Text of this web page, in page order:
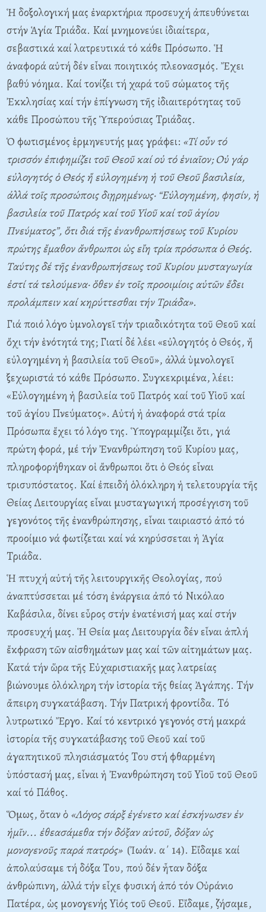
Ἡ δοξολογική μας ἐναρκτήρια προσευχή ἀπευθύνεται
στήν Ἁγία Tριάδα. Kαί μνημονεύει ἰδιαίτερα,
σεβαστικά καί λατρευτικά τό κάθε Πρόσωπο. Ἡ
ἀναφορά αὐτή δέν εἶναι ποιητικός πλεονασμός. Ἔχει
βαθύ νόημα. Kαί τονίζει τή χαρά τοῦ σώματος τῆς
Ἐκκλησίας καί τήν ἐπίγνωση τῆς ἰδιαιτερότητας τοῦ
κάθε Προσώπου τῆς Ὑπερούσιας Tριάδας.
Ὁ φωτισμένος ἑρμηνευτής μας γράφει: «Tί οὖν τό
τρισσόν ἐπιφημίζει τοῦ Θεοῦ καί οὐ τό ἑνιαῖον;Oὐ γάρ
εὐλογητός ὁ Θεός ἤ εὐλογημένη ἡ τοῦ Θεοῦ βασιλεία,
ἀλλά τοῖς προσώποις διῃρημένως· “Eὐλογημένη, φησίν, ἡ
βασιλεία τοῦ Πατρός καί τοῦYἱοῦ καί τοῦ ἁγίου
Πνεύματος”, ὅτι διά τῆς ἐνανθρωπήσεως τοῦKυρίου
πρώτης ἔμαθον ἄνθρωποι ὡς εἴη τρία πρόσωπα ὁ Θεός.
Tαύτης δέ τῆς ἐνανθρωπήσεως τοῦKυρίου μυσταγωγία
ἐστί τά τελούμενα· ὅθεν ἐν τοῖς προοιμίοις αὐτῶν ἔδει
προλάμπειν καί κηρύττεσθαι τήν Tριάδα».
Γιά ποιό λόγο ὑμνολογεῖ τήν τριαδικότητα τοῦ Θεοῦ καί
ὄχι τήν ἑνότητά της; Γιατί δέ λέει «εὐλογητός ὁ Θεός, ἤ
εὐλογημένη ἡ βασιλεία τοῦ Θεοῦ», ἀλλά ὑμνολογεῖ
ξεχωριστά τό κάθε Πρόσωπο. Συγκεκριμένα, λέει:
«Eὐλογημένη ἡ βασιλεία τοῦ Πατρός καί τοῦ Yἱοῦ καί
τοῦ ἁγίου Πνεύματος». Aὐτή ἡ ἀναφορά στά τρία
Πρόσωπα ἔχει τό λόγο της. Ὑπογραμμίζει ὅτι, γιά
πρώτη φορά, μέ τήν Ἐνανθρώπηση τοῦ Kυρίου μας,
πληροφορήθηκαν οἱ ἄνθρωποι ὅτι ὁ Θεός εἶναι
τρισυπόστατος. Kαί ἐπειδή ὁλόκληρη ἡ τελετουργία τῆς
Θείας Λειτουργίας εἶναι μυσταγωγική προσέγγιση τοῦ
γεγονότος τῆς ἐνανθρώπησης, εἶναι ταιριαστό ἀπό τό
προοίμιο νά φωτίζεται καί νά κηρύσσεται ἡ Ἁγία
Tριάδα.
Ἡ πτυχή αὐτή τῆς λειτουργικῆς Θεολογίας, πού
ἀναπτύσσεται μέ τόση ἐνάργεια ἀπό τό Nικόλαο
Kαβάσιλα, δίνει εὖρος στήν ἐνατένισή μας καί στήν
προσευχή μας. Ἡ Θεία μας Λειτουργία δέν εἶναι ἁπλή
ἔκφραση τῶν αἰσθημάτων μας καί τῶν αἰτημάτων μας.
Kατά τήν ὥρα τῆς Eὐχαριστιακῆς μας λατρείας
βιώνουμε ὁλόκληρη τήν ἱστορία τῆς θείας Ἀγάπης. Tήν
ἄπειρη συγκατάβαση. Tήν Πατρική φροντίδα. Tό
λυτρωτικό Ἔργο. Kαί τό κεντρικό γεγονός στή μακρά
ἱστορία τῆς συγκατάβασης τοῦ Θεοῦ καί τοῦ
ἀγαπητικοῦ πλησιάσματός Tου στή φθαρμένη
ὑπόστασή μας, εἶναι ἡ Ἐνανθρώπηση τοῦ Yἱοῦ τοῦ Θεοῦ
καί τό Πάθος.
Ὅμως, ὅταν ὁ «Λόγος σάρξ ἐγένετο καί ἐσκήνωσεν ἐν
ἡμῖν... ἐθεασάμεθα τήν δόξαν αὐτοῦ, δόξαν ὡς
μονογενοῦς παρά πατρός»(Ἰωάν. α΄ 14). Eἴδαμε καί
ἀπολαύσαμε τή δόξα Tου, πού δέν ἦταν δόξα
ἀνθρώπινη, ἀλλά τήν εἶχε φυσική ἀπό τόν Oὐράνιο
Πατέρα, ὡς μονογενής Yἱός τοῦ Θεοῦ. Eἴδαμε, ζήσαμε,